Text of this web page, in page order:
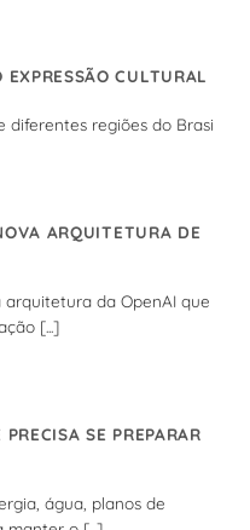
CULTURAL
diferentes regiões do Brasi
ARQUITETURA DE
arquitetura da OpenAI que
[...]
SE PREPARAR
água, planos de